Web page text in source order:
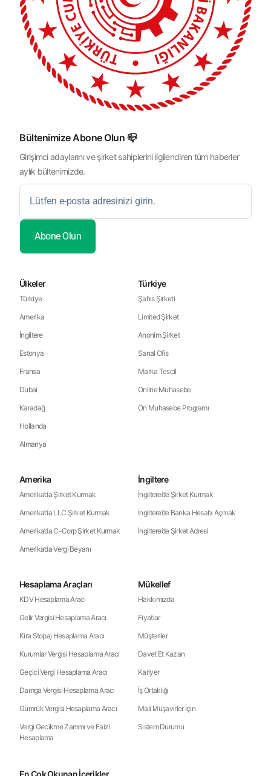
Bültenimize Abone Olun 📪
Girişimci adaylarını ve şirket sahiplerini ilgilendiren tüm haberler
aylık bültenimizde.
Ülkeler
Türkiye
Amerika
İngiltere
Estonya
Fransa
Dubai
Karadağ
Hollanda
Almanya
Türkiye
Şahıs Şirketi
Limited Şirket
Anonim Şirket
Sanal Ofis
Marka Tescil
Online Muhasebe
Ön Muhasebe Programı
Amerika
Amerika’da Şirket Kurmak
Amerika’da LLC Şirket Kurmak
Amerika’da C-Corp Şirket Kurmak
Amerika’da Vergi Beyanı
İngiltere
İngiltere’de Şirket Kurmak
İngiltere’de Banka Hesabı Açmak
İngiltere’de Şirket Adresi
Hesaplama Araçları
KDV Hesaplama Aracı
Gelir Vergisi Hesaplama Aracı
Kira Stopaj Hesaplama Aracı
Kurumlar Vergisi Hesaplama Aracı
Geçici Vergi Hesaplama Aracı
Damga Vergisi Hesaplama Aracı
Gümrük Vergisi Hesaplama Aracı
Vergi Gecikme Zammı ve Faizi
Hesaplama
Mükellef
Hakkımızda
Fiyatlar
Müşteriler
Davet Et Kazan
Kariyer
İş Ortaklığı
Mali Müşavirler İçin
Sistem Durumu